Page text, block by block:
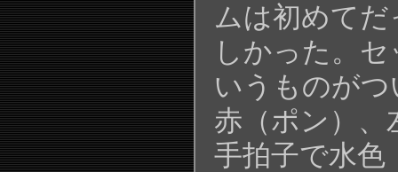
ムは初めて
しかった。
いうものが
赤（ポン）、
手拍子で水色